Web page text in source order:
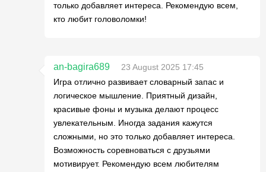
только добавляет интереса. Рекомендую всем,
кто любит головоломки!
an-bagira689
23 August 2025 17:45
Игра отлично развивает словарный запас и
логическое мышление. Приятный дизайн,
красивые фоны и музыка делают процесс
увлекательным. Иногда задания кажутся
сложными, но это только добавляет интереса.
Возможность соревноваться с друзьями
мотивирует. Рекомендую всем любителям